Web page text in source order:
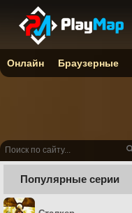
Популярные серии
Онлайн Браузерные